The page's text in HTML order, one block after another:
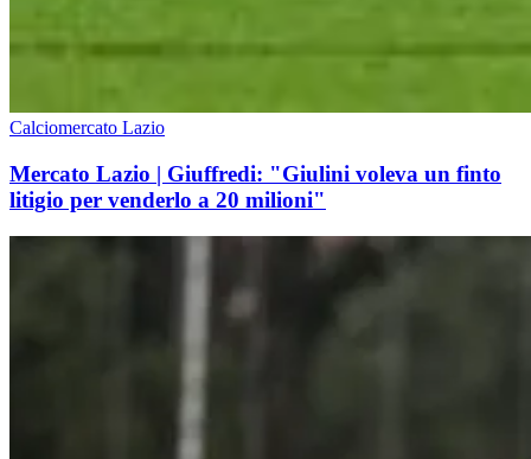
Calciomercato Lazio
Mercato Lazio | Giuffredi: "Giulini voleva un finto
litigio per venderlo a 20 milioni"